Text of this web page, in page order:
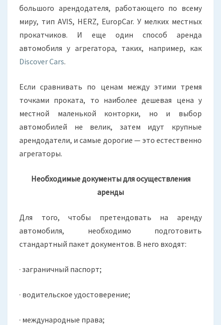
большого арендодателя, работающего по всему
миру, тип AVIS, HERZ, EuropCar. У мелких местных
прокатчиков. И еще один способ аренда
автомобиля у агрегатора, таких, например, как
Discover Cars.
Если сравнивать по ценам между этими тремя
точками проката, то наиболее дешевая цена у
местной маленькой конторки, но и выбор
автомобилей не велик, затем идут крупные
арендодатели, и самые дорогие — это естественно
агрегаторы.
Необходимые документы для осуществления
аренды
Для того, чтобы претендовать на аренду
автомобиля, необходимо подготовить
стандартный пакет документов. В него входят:
· заграничный паспорт;
· водительское удостоверение;
· международные права;